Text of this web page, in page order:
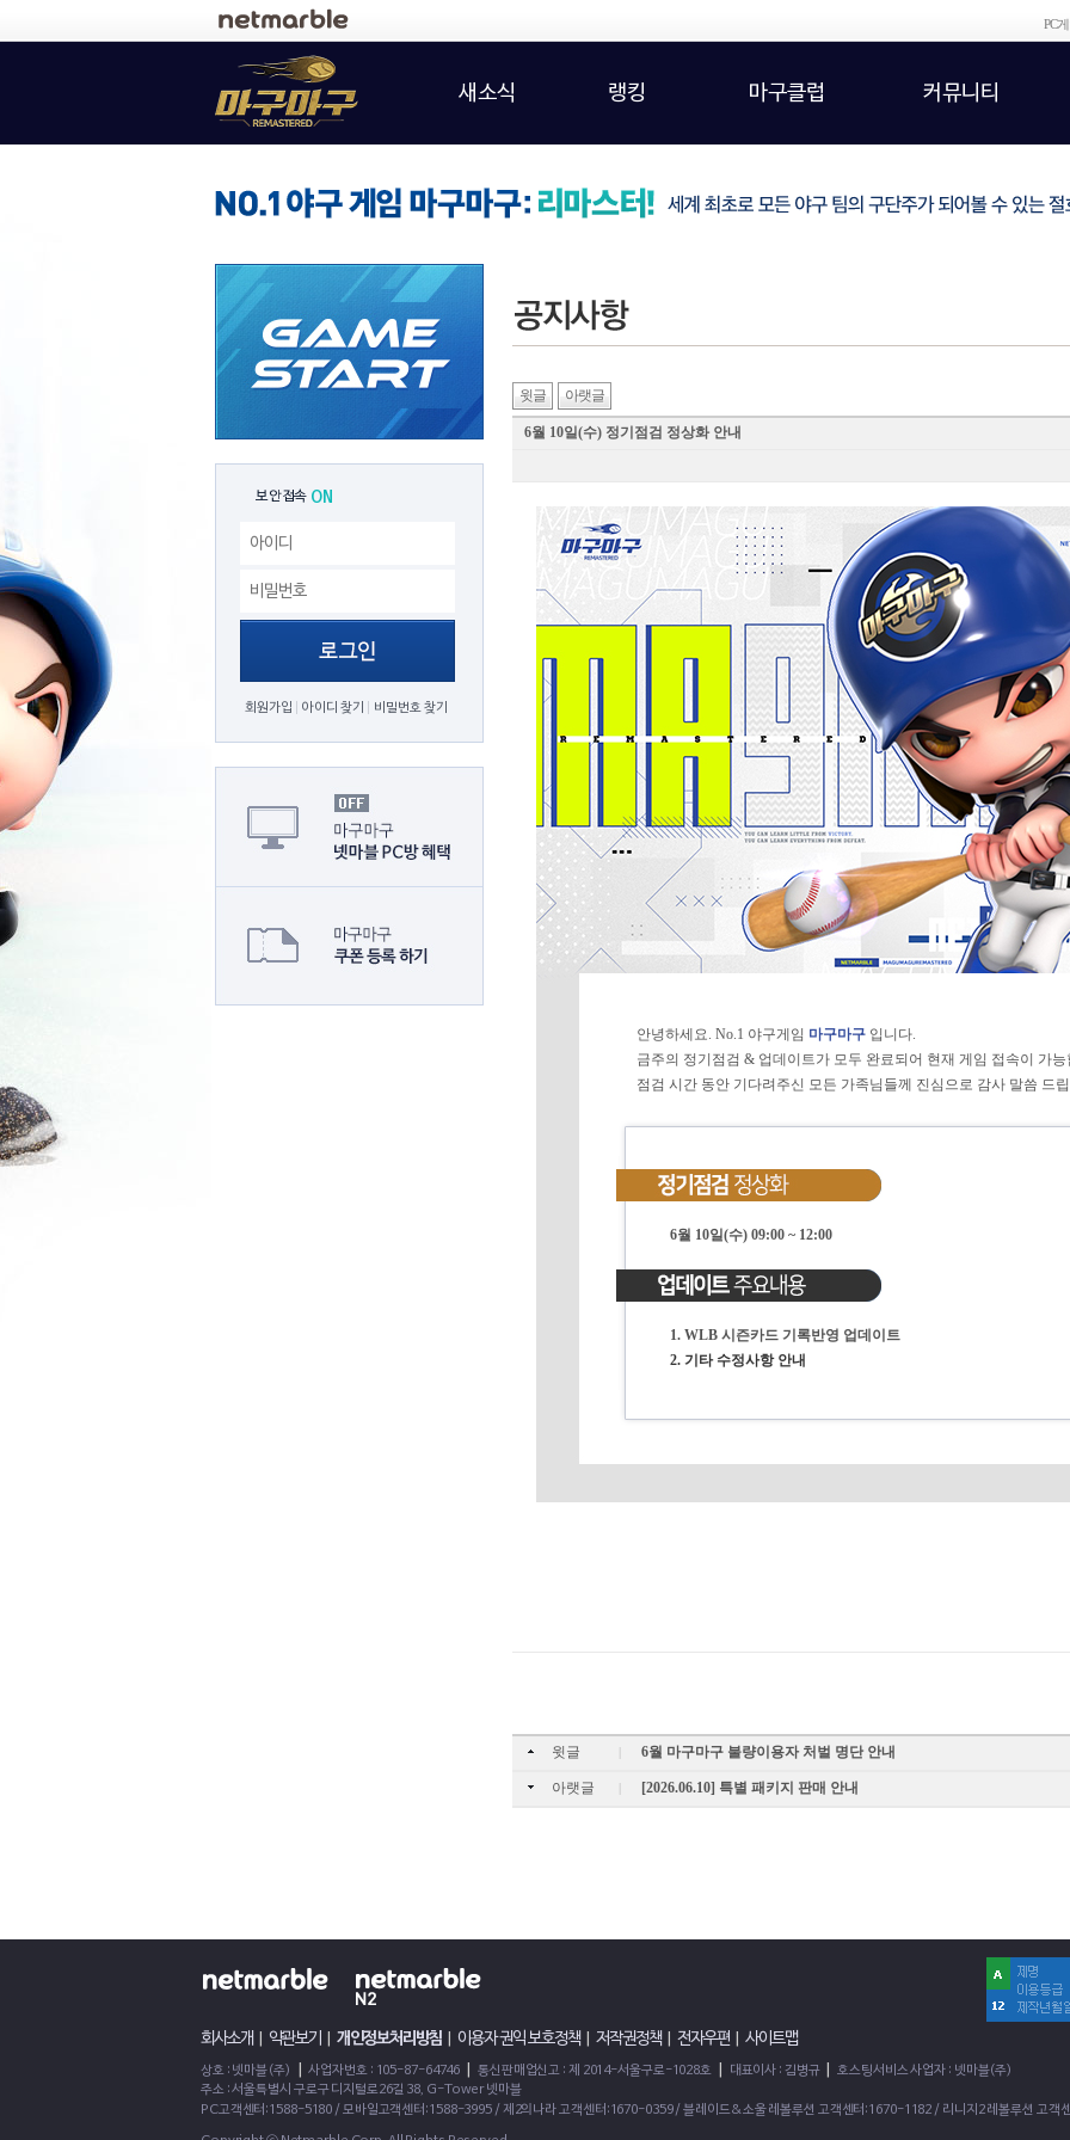
PC
새소식 랭킹 마구클럽 커뮤니티
보안접속 ON
회원가입 아이디 찾기 비밀번호 찾기
윗글 아랫글
6월 10일(수) 정기점검 정상화 안내
안녕하세요. No.1 야구게임 마구마구 입니다.
금주의 정기점검 & 업데이트가 모두 완료되어 현재 게임 접속이 가능
점검 시간 동안 기다려주신 모든 가족님들께 진심으로 감사 말씀 드
6월 10일(수) 09:00 ~ 12:00
1. WLB 시즌카드 기록반영 업데이트
2. 기타 수정사항 안내
윗글 | 6월 마구마구 불량이용자 처벌 명단 안내
아랫글 | [2026.06.10] 특별 패키지 판매 안내
회사소개 약관보기 개인정보처리방침 이용자 권익 보호정책| 저작권정책| 전자우편 사이트맵
상호 : 넷마블(주) 사업자번호 : 105-87-64746 통신판매업신고 : 제 2014-서울구로-1028호 대표이사 : 김병규
호스팅서비스 사업자 : 넷마블(주)
주소 : 서울특별시 구로구 디지털로26길 38, G-Tower 넷마블
PC고객센터:1588-5180 / 모바일고객센터:1588-3995 / 제2의나라 고객센터:1670-0359 / 블레이드&소울 레볼루션 고객센터:1670-1182 / 리니지2 레볼루션 고객